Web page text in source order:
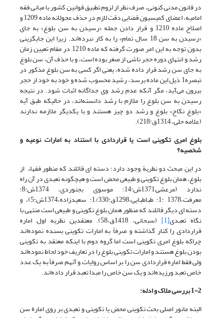
در قانون مدنی کنونی، صرف نظر از لزوم تطبیق قوانین کشور با مبانی فقه
امامیه، اعضای کمیسیون قضایی دقت لازم در حذف عجولانه ماده 1209 و
اصلاح ماده 1210 و قرار دادن جمله «رسیدن به سن بلوغ» به جای
«رسیدن به سن 18 سال تمام» را به کار نبرده‌اند. زیرا این جایگزینی
بدون توجه به این امر صورت گرفته که ماده 1210 در مقام تعیین زمان
رشد و انتهای دوره حجر ناشی از صغر بوده است، و با حذف آن، سن بلوغ
به جای سن رشد قرار داده شده، یعنی اگر کسی به سن بلوغ مذکور در
تبصره1 ذیل این ماده برسد، رشید محسوب شده و خود به خود از حجر
بیرون می‌آید، مگر آنکه عدم رشد وی جداگانه اثبات شود. در نتیجه
رسیدن به سن بلوغ را ملازم با رشد دانسته‌اند، ‌در حالیکه طبق آیه
«بلوغ نکاح» بلوغ و رشد دو چیز هستند و با یکدیگر ملازمه ندارند
(علامه حلی، 1314ق:218).
بلوغ امری تکوینی است یا قراردادی با استناد به امارات نوعیه و
شخصیه؟
در این مبحث دو نظریة وجود دارد؛ دسته ای قائلند که منظور فقهاء از
بلوغ، همان بلوغ تکوینی و طبیعی محض است و هیچگونه تعبدی در آن راه
ندارد (مرعشی,1371ش:14؛ موسوی بجنوردی، 1374ش:8؛
معرفت،1378 :1؛ طباطبایی،1298ق:1/330؛ سعیدزاده،1374ش:5)، و
دسته ای دیگر قائلند که منظور همان بلوغ تکوینی و طبیعی است منتهی با
نگاه تعبدی[1] (سبحانی، 1418ق،58). معتقدین نظریه اول اماره
قراردادی را کنار گذاشته و صرفاً به امارات تکوینی بسنده نموده‌اند
چراکه بلوغ امری تکوینی است اما گروه دوم با اینکه معتقد به تکوینی
بودن بلوغ هستند و امارات تکوینی بلوغ را در تعاریف خود لحاظ نموده‌اند
ولی فقط اماره قراردادی سن را بر اساس روایات و آنهم صرفاً به یک عدد
خاص تعبد ورزیده‌اند و یک سن خاص را مبدا تعبد قرار داده‌اند.
1-2 بررسی ملاک و ادله:
البته مانور اصلی بحث تکوینی محض یا تکوینی و تعبدی بر روی امارة سن